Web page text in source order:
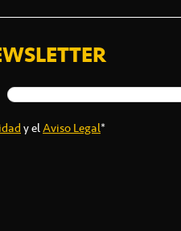
y elAviso Legal*